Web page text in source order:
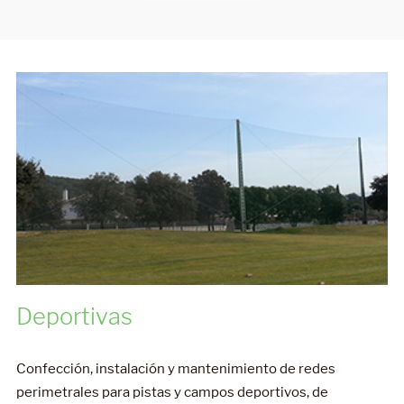
Confección, instalación y mantenimiento de redes
perimetrales para pistas y campos deportivos, de